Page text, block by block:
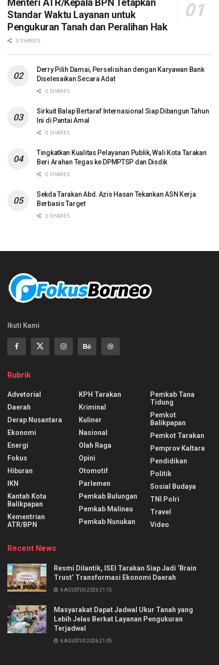
Menteri ATR/Kepala BPN Tetapkan
Standar Waktu Layanan untuk
Pengukuran Tanah dan Peralihan Hak
0 SHARES
Derry Pilih Damai, Perselisihan dengan Karyawan Bank
Diselesaikan Secara Adat
0 SHARES
Sirkuit Balap Bertaraf Internasional Siap Dibangun Tahun
Ini di Pantai Amal
0 SHARES
Tingkatkan Kualitas Pelayanan Publik, Wali Kota Tarakan
Beri Arahan Tegas ke DPMPTSP dan Disdik
0 SHARES
Sekda Tarakan Abd. Azis Hasan Tekankan ASN Kerja
Berbasis Target
0 SHARES
Ikuti Kami
Rubrik
Advetorial
Daerah
Derap Nusantara
Ekonomi
Energi
Fokus
Hiburan
IKN
Kantah Kota
Balikpapan
Kementrian
ATR/BPN
KPH Tarakan
Kriminal
Kuliner
Nasional
Olah Raga
Opini
Otomotif
Parlemen
Pemkab Bulungan
Pemkab Malinau
Pemkab Nunukan
Pemkab Tana
Tidung
Pemkot
Balikpapan
Pemkot Tarakan
Pemprov Kaltara
Pendidikan
Politik
Sosial Budaya
TNI Polri
Travel
Video
Recent News
Resmi Dilantik, ISEI Tarakan Siap Jadi ‘Brain
Trust’ Transformasi Ekonomi Daerah
6 AGUSTUS 2026 21:15
Masyarakat Dapat Jadwal Ukur Tanah yang
Lebih Jelas Berkat Layanan Pengukuran
Terjadwal
6 AGUSTUS 2026 21:05